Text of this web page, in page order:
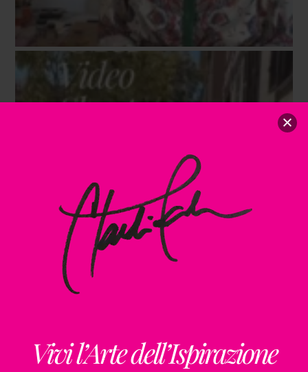
Vivi l’Arte dell’Ispirazione